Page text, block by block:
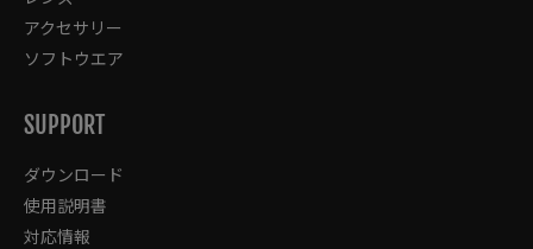
アクセサリー
ソフトウエア
SUPPORT
ダウンロード
使用説明書
対応情報